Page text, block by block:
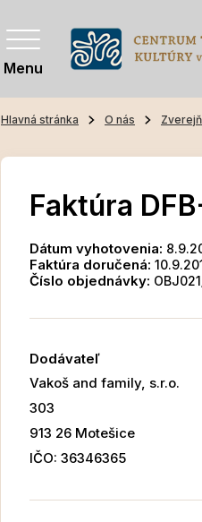
Menu
Hlavná stránka O nás
Faktúra
Dátum vyhotovenia:
Faktúra doručená:
Číslo objednávky:
Dodávateľ
Vakoš and family, s.r.o.
303
913 26 Motešice
IČO: 36346365